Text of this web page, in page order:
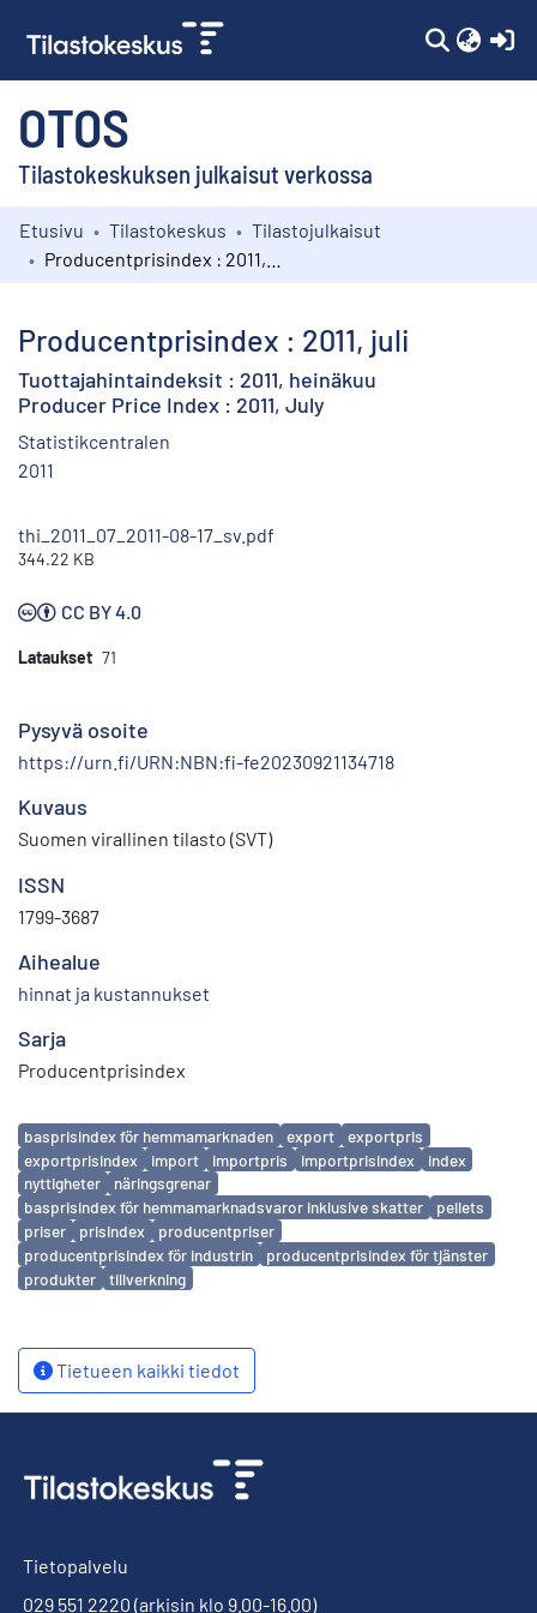
OTOS
Tilastokeskuksen julkaisut verkossa
Kokoelmat
Etusivu Tilastokeskus
Tilastojulkaisut
Producentprisindex : 2011, juli
Tuottajahintaindeksit : 2011, heinäkuu
Producer Price Index : 2011, July
Statistikcentralen
2011
thi_2011_07_2011-08-17_sv.pdf
344.22 KB
CC BY 4.0
Lataukset 71
Pysyvä osoite
https://urn.fi/URN:NBN:fi-fe20230921134718
Kuvaus
Suomen virallinen tilasto (SVT)
ISSN
1799-3687
Aihealue
hinnat ja kustannukset
Sarja
Producentprisindex
Avainsanat
basprisindex för hemmamarknaden export
exportpris
exportprisindex
import importpris importprisindex
index
nyttigheter
näringsgrenar
basprisindex för hemmamarknadsvaror inklusive skatter
pellets
priser
prisindex
producentpriser
producentprisindex för industrin
producentprisindex för tjänster
produkter
tillverkning
Tietueen kaikki tiedot
Tietopalvelu
029 551 2220 (arkisin klo 9.00-16.00)